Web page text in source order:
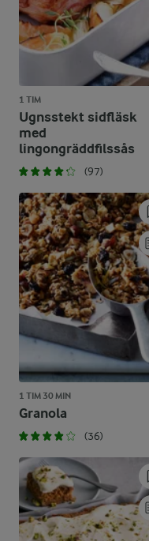
1 TIM
Ugnsstekt sidfläsk
med
lingongräddfilssås
(97)
1 TIM 30 MIN
Granola
(36)